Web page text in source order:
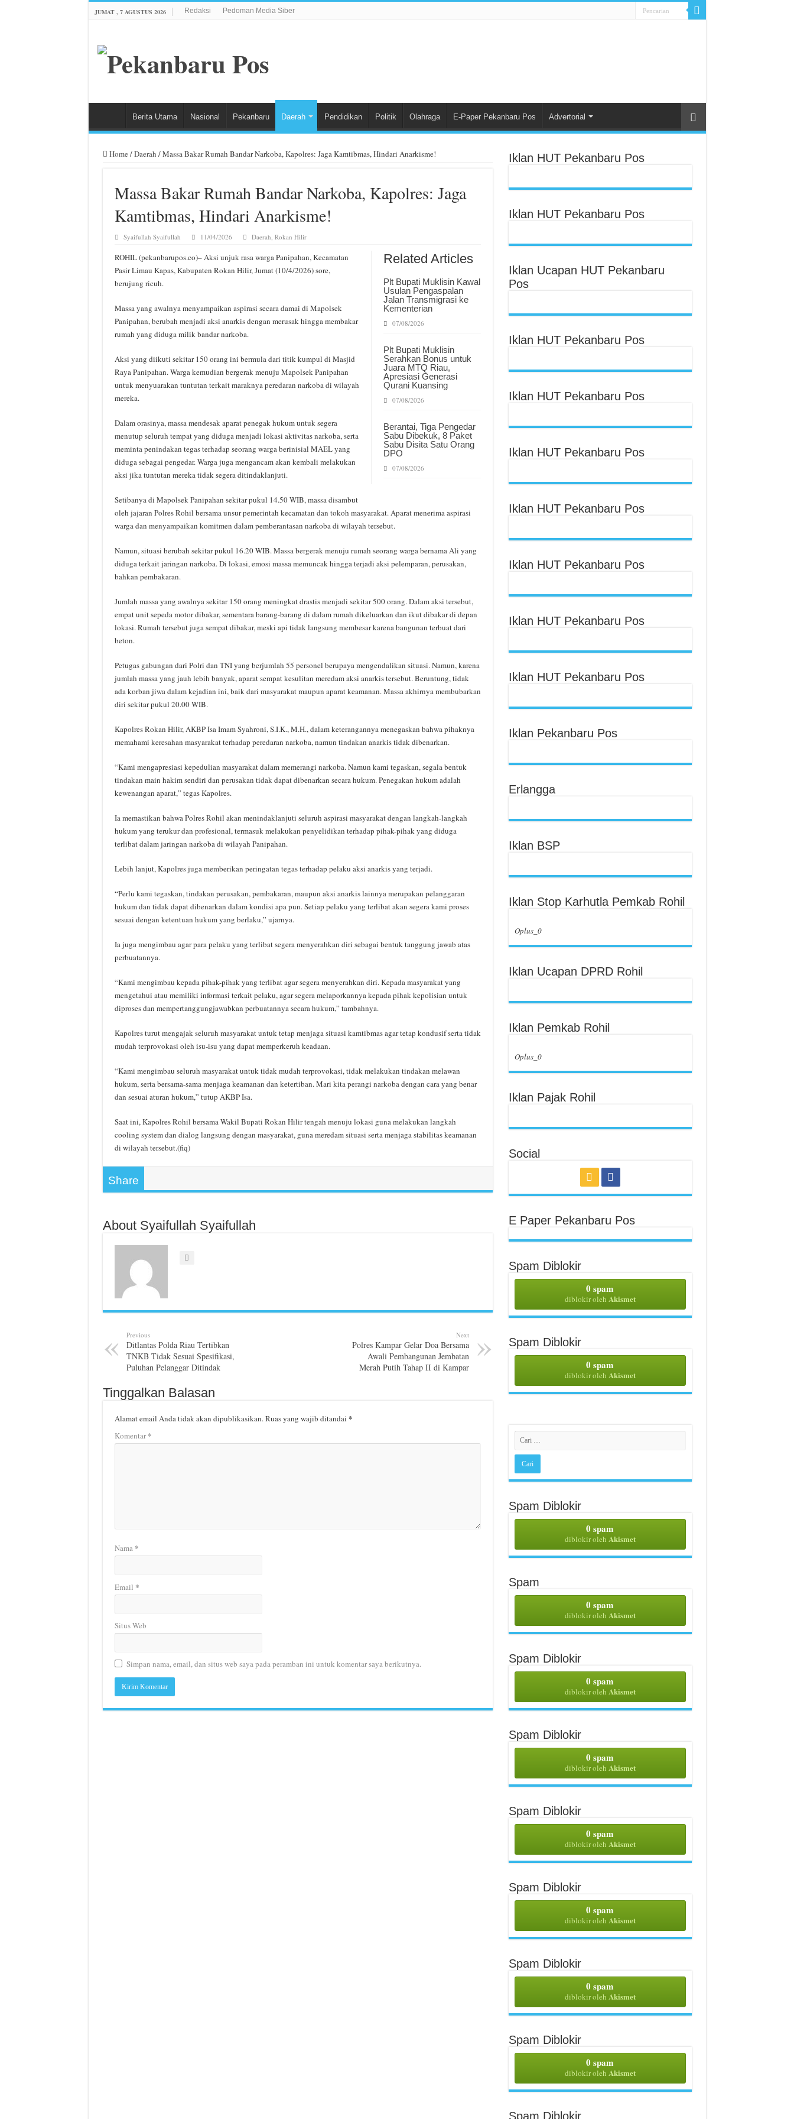
JUMAT , 7 AGUSTUS 2026 Redaksi Pedoman Media Siber
Berita Utama Nasional Pekanbaru Daerah Pendidikan Politik Olahraga E-Paper Pekanbaru Pos Advertorial
Home /Daerah /Massa Bakar Rumah Bandar Narkoba, Kapolres: Jaga Kamtibmas, Hindari Anarkisme!
Massa Bakar Rumah Bandar Narkoba, Kapolres: Jaga
Kamtibmas, Hindari Anarkisme!
Syaifullah Syaifullah 11/04/2026 Daerah Rokan Hilir
Related Articles
Plt Bupati Muklisin Kawal
Usulan Pengaspalan
Jalan Transmigrasi ke
Kementerian
07/08/2026
Plt Bupati Muklisin
Serahkan Bonus untuk
Juara MTQ Riau,
Apresiasi Generasi
Qurani Kuansing
07/08/2026
Berantai, Tiga Pengedar
Sabu Dibekuk, 8 Paket
Sabu Disita Satu Orang
DPO
07/08/2026
ROHIL (pekanbarupos.co)– Aksi unjuk rasa warga Panipahan, Kecamatan
Pasir Limau Kapas, Kabupaten Rokan Hilir, Jumat (10/4/2026) sore,
berujung ricuh.
Massa yang awalnya menyampaikan aspirasi secara damai di Mapolsek
Panipahan, berubah menjadi aksi anarkis dengan merusak hingga membakar
rumah yang diduga milik bandar narkoba.
Aksi yang diikuti sekitar 150 orang ini bermula dari titik kumpul di Masjid
Raya Panipahan. Warga kemudian bergerak menuju Mapolsek Panipahan
untuk menyuarakan tuntutan terkait maraknya peredaran narkoba di wilayah
mereka.
Dalam orasinya, massa mendesak aparat penegak hukum untuk segera
menutup seluruh tempat yang diduga menjadi lokasi aktivitas narkoba, serta
meminta penindakan tegas terhadap seorang warga berinisial MAEL yang
diduga sebagai pengedar. Warga juga mengancam akan kembali melakukan
aksi jika tuntutan mereka tidak segera ditindaklanjuti.
Setibanya di Mapolsek Panipahan sekitar pukul 14.50 WIB, massa disambut
oleh jajaran Polres Rohil bersama unsur pemerintah kecamatan dan tokoh masyarakat. Aparat menerima aspirasi
warga dan menyampaikan komitmen dalam pemberantasan narkoba di wilayah tersebut.
Namun, situasi berubah sekitar pukul 16.20 WIB. Massa bergerak menuju rumah seorang warga bernama Ali yang
diduga terkait jaringan narkoba. Di lokasi, emosi massa memuncak hingga terjadi aksi pelemparan, perusakan,
bahkan pembakaran.
Jumlah massa yang awalnya sekitar 150 orang meningkat drastis menjadi sekitar 500 orang. Dalam aksi tersebut,
empat unit sepeda motor dibakar, sementara barang-barang di dalam rumah dikeluarkan dan ikut dibakar di depan
lokasi. Rumah tersebut juga sempat dibakar, meski api tidak langsung membesar karena bangunan terbuat dari
beton.
Petugas gabungan dari Polri dan TNI yang berjumlah 55 personel berupaya mengendalikan situasi. Namun, karena
jumlah massa yang jauh lebih banyak, aparat sempat kesulitan meredam aksi anarkis tersebut. Beruntung, tidak
ada korban jiwa dalam kejadian ini, baik dari masyarakat maupun aparat keamanan. Massa akhirnya membubarkan
diri sekitar pukul 20.00 WIB.
Kapolres Rokan Hilir, AKBP Isa Imam Syahroni, S.I.K., M.H., dalam keterangannya menegaskan bahwa pihaknya
memahami keresahan masyarakat terhadap peredaran narkoba, namun tindakan anarkis tidak dibenarkan.
“Kami mengapresiasi kepedulian masyarakat dalam memerangi narkoba. Namun kami tegaskan, segala bentuk
tindakan main hakim sendiri dan perusakan tidak dapat dibenarkan secara hukum. Penegakan hukum adalah
kewenangan aparat,” tegas Kapolres.
Ia memastikan bahwa Polres Rohil akan menindaklanjuti seluruh aspirasi masyarakat dengan langkah-langkah
hukum yang terukur dan profesional, termasuk melakukan penyelidikan terhadap pihak-pihak yang diduga
terlibat dalam jaringan narkoba di wilayah Panipahan.
Lebih lanjut, Kapolres juga memberikan peringatan tegas terhadap pelaku aksi anarkis yang terjadi.
“Perlu kami tegaskan, tindakan perusakan, pembakaran, maupun aksi anarkis lainnya merupakan pelanggaran
hukum dan tidak dapat dibenarkan dalam kondisi apa pun. Setiap pelaku yang terlibat akan segera kami proses
sesuai dengan ketentuan hukum yang berlaku,” ujarnya.
Ia juga mengimbau agar para pelaku yang terlibat segera menyerahkan diri sebagai bentuk tanggung jawab atas
perbuatannya.
“Kami mengimbau kepada pihak-pihak yang terlibat agar segera menyerahkan diri. Kepada masyarakat yang
mengetahui atau memiliki informasi terkait pelaku, agar segera melaporkannya kepada pihak kepolisian untuk
diproses dan mempertanggungjawabkan perbuatannya secara hukum,” tambahnya.
Kapolres turut mengajak seluruh masyarakat untuk tetap menjaga situasi kamtibmas agar tetap kondusif serta tidak
mudah terprovokasi oleh isu-isu yang dapat memperkeruh keadaan.
“Kami mengimbau seluruh masyarakat untuk tidak mudah terprovokasi, tidak melakukan tindakan melawan
hukum, serta bersama-sama menjaga keamanan dan ketertiban. Mari kita perangi narkoba dengan cara yang benar
dan sesuai aturan hukum,” tutup AKBP Isa.
Saat ini, Kapolres Rohil bersama Wakil Bupati Rokan Hilir tengah menuju lokasi guna melakukan langkah
cooling system dan dialog langsung dengan masyarakat, guna meredam situasi serta menjaga stabilitas keamanan
di wilayah tersebut.(fiq)
Share
About Syaifullah Syaifullah
Previous
Ditlantas Polda Riau Tertibkan
TNKB Tidak Sesuai Spesifikasi,
Puluhan Pelanggar Ditindak
Next
Polres Kampar Gelar Doa Bersama
Awali Pembangunan Jembatan
Merah Putih Tahap II di Kampar
Tinggalkan Balasan
Alamat email Anda tidak akan dipublikasikan.Ruas yang wajib ditandai *
Komentar*
Nama *
Email *
Situs Web
Simpan nama, email, dan situs web saya pada peramban ini untuk komentar saya berikutnya.
Iklan HUT Pekanbaru Pos
Iklan HUT Pekanbaru Pos
Iklan Ucapan HUT Pekanbaru
Pos
Iklan HUT Pekanbaru Pos
Iklan HUT Pekanbaru Pos
Iklan HUT Pekanbaru Pos
Iklan HUT Pekanbaru Pos
Iklan HUT Pekanbaru Pos
Iklan HUT Pekanbaru Pos
Iklan HUT Pekanbaru Pos
Iklan Pekanbaru Pos
Erlangga
Iklan BSP
Iklan Stop Karhutla Pemkab Rohil
Oplus_0
Iklan Ucapan DPRD Rohil
Iklan Pemkab Rohil
Oplus_0
Iklan Pajak Rohil
Social
E Paper Pekanbaru Pos
Spam Diblokir
0 spam
diblokir oleh Akismet
Spam Diblokir
0 spam
diblokir oleh Akismet
Spam Diblokir
0 spam
diblokir oleh Akismet
Spam
0 spam
diblokir oleh Akismet
Spam Diblokir
0 spam
diblokir oleh Akismet
Spam Diblokir
0 spam
diblokir oleh Akismet
Spam Diblokir
0 spam
diblokir oleh Akismet
Spam Diblokir
0 spam
diblokir oleh Akismet
Spam Diblokir
0 spam
diblokir oleh Akismet
Spam Diblokir
0 spam
diblokir oleh Akismet
Spam Diblokir